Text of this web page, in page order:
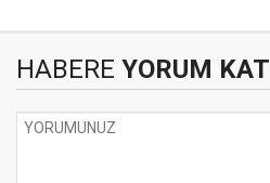
HABERE YORUM KAT